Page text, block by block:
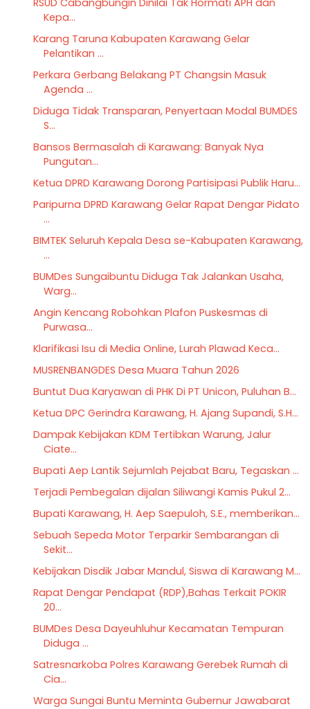
Kepa...
Karang Taruna Kabupaten Karawang Gelar
Pelantikan ...
Perkara Gerbang Belakang PT Changsin Masuk
Agenda ...
Diduga Tidak Transparan, Penyertaan Modal BUMDES
S...
Bansos Bermasalah di Karawang: Banyak Nya
Pungutan...
Ketua DPRD Karawang Dorong Partisipasi Publik Haru...
Paripurna DPRD Karawang Gelar Rapat Dengar Pidato
...
BIMTEK Seluruh Kepala Desa se-Kabupaten Karawang,
...
BUMDes Sungaibuntu Diduga Tak Jalankan Usaha,
Warg...
Angin Kencang Robohkan Plafon Puskesmas di
Purwasa...
Klarifikasi Isu di Media Online, Lurah Plawad Keca...
MUSRENBANGDES Desa Muara Tahun 2026
Buntut Dua Karyawan di PHK Di PT Unicon, Puluhan B...
Ketua DPC Gerindra Karawang, H. Ajang Supandi, S.H...
Dampak Kebijakan KDM Tertibkan Warung, Jalur
Ciate...
Bupati Aep Lantik Sejumlah Pejabat Baru, Tegaskan ...
Terjadi Pembegalan dijalan Siliwangi Kamis Pukul 2...
Bupati Karawang, H. Aep Saepuloh, S.E., memberikan...
Sebuah Sepeda Motor Terparkir Sembarangan di
Sekit...
Kebijakan Disdik Jabar Mandul, Siswa di Karawang M...
Rapat Dengar Pendapat (RDP),Bahas Terkait POKIR
20...
BUMDes Desa Dayeuhluhur Kecamatan Tempuran
Diduga ...
Satresnarkoba Polres Karawang Gerebek Rumah di
Cia...
Warga Sungai Buntu Meminta Gubernur Jawabarat